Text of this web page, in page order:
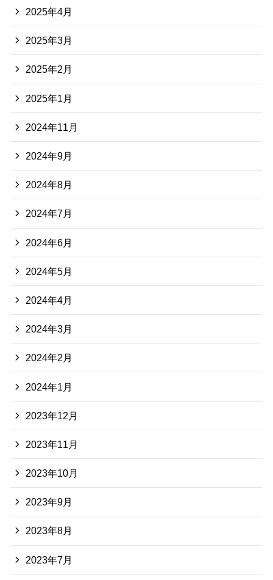
2025年4月
2025年3月
2025年2月
2025年1月
2024年11月
2024年9月
2024年8月
2024年7月
2024年6月
2024年5月
2024年4月
2024年3月
2024年2月
2024年1月
2023年12月
2023年11月
2023年10月
2023年9月
2023年8月
2023年7月